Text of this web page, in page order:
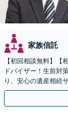
家族信託
【初回相談無料】【
ドバイザー！生前対
り、安心の遺産相続
お任せ！【出張サポ